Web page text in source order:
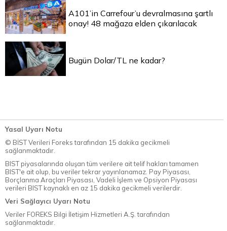
A101’in Carrefour’u devralmasına şartlı
onay! 48 mağaza elden çıkarılacak
Bugün Dolar/TL ne kadar?
Yasal Uyarı Notu
© BİST Verileri Foreks tarafından 15 dakika gecikmeli
sağlanmaktadır.
BIST piyasalarında oluşan tüm verilere ait telif hakları tamamen
BIST'e ait olup, bu veriler tekrar yayınlanamaz. Pay Piyasası,
Borçlanma Araçları Piyasası, Vadeli İşlem ve Opsiyon Piyasası
verileri BIST kaynaklı en az 15 dakika gecikmeli verilerdir.
Veri Sağlayıcı Uyarı Notu
Veriler FOREKS Bilgi İletişim Hizmetleri A.Ş. tarafından
sağlanmaktadır.